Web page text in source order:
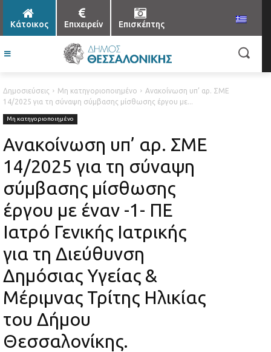
Κάτοικος Επιχειρείν Επισκέπτης
Δημοσιεύσεις Μη κατηγοριοποιημένο
Ανακοίνωση υπ’ αρ. ΣΜΕ
14/2025 για τη σύναψη σύμβασης μίσθωσης έργου με...
Μη κατηγοριοποιημένο
Ανακοίνωση υπ’ αρ. ΣΜΕ
14/2025 για τη σύναψη
σύμβασης μίσθωσης
έργου με έναν -1- ΠΕ
Ιατρό Γενικής Ιατρικής
για τη Διεύθυνση
Δημόσιας Υγείας &
Μέριμνας Τρίτης Ηλικίας
του Δήμου
Θεσσαλονίκης.